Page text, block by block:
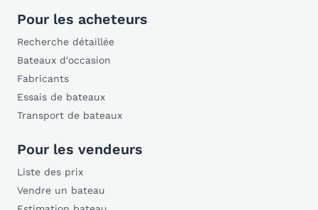
Pour les acheteurs
Recherche détaillée
Bateaux d'occasion
Fabricants
Essais de bateaux
Transport de bateaux
Pour les vendeurs
Liste des prix
Vendre un bateau